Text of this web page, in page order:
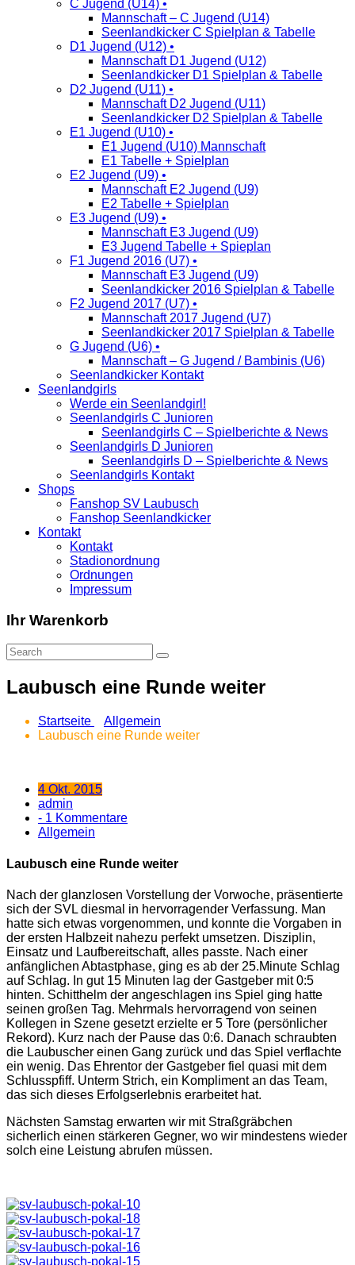
C Jugend (U14) •
Mannschaft – C Jugend (U14)
Seenlandkicker C Spielplan & Tabelle
D1 Jugend (U12) •
Mannschaft D1 Jugend (U12)
Seenlandkicker D1 Spielplan & Tabelle
D2 Jugend (U11) •
Mannschaft D2 Jugend (U11)
Seenlandkicker D2 Spielplan & Tabelle
E1 Jugend (U10) •
E1 Jugend (U10) Mannschaft
E1 Tabelle + Spielplan
E2 Jugend (U9) •
Mannschaft E2 Jugend (U9)
E2 Tabelle + Spielplan
E3 Jugend (U9) •
Mannschaft E3 Jugend (U9)
E3 Jugend Tabelle + Spieplan
F1 Jugend 2016 (U7) •
Mannschaft E3 Jugend (U9)
Seenlandkicker 2016 Spielplan & Tabelle
F2 Jugend 2017 (U7) •
Mannschaft 2017 Jugend (U7)
Seenlandkicker 2017 Spielplan & Tabelle
G Jugend (U6) •
Mannschaft – G Jugend / Bambinis (U6)
Seenlandkicker Kontakt
Seenlandgirls
Werde ein Seenlandgirl!
Seenlandgirls C Junioren
Seenlandgirls C – Spielberichte & News
Seenlandgirls D Junioren
Seenlandgirls D – Spielberichte & News
Seenlandgirls Kontakt
Shops
Fanshop SV Laubusch
Fanshop Seenlandkicker
Kontakt
Kontakt
Stadionordnung
Ordnungen
Impressum
Ihr Warenkorb
Laubusch eine Runde weiter
Startseite
Allgemein
Laubusch eine Runde weiter
4 Okt. 2015
admin
- 1 Kommentare
Allgemein
Laubusch eine Runde weiter
Nach der glanzlosen Vorstellung der Vorwoche, präsentierte
sich der SVL diesmal in hervorragender Verfassung. Man
hatte sich etwas vorgenommen, und konnte die Vorgaben in
der ersten Halbzeit nahezu perfekt umsetzen. Disziplin,
Einsatz und Laufbereitschaft, alles passte. Nach einer
anfänglichen Abtastphase, ging es ab der 25.Minute Schlag
auf Schlag. In gut 15 Minuten lag der Gastgeber mit 0:5
hinten. Schitthelm der angeschlagen ins Spiel ging hatte
seinen großen Tag. Mehrmals hervorragend von seinen
Kollegen in Szene gesetzt erzielte er 5 Tore (persönlicher
Rekord). Kurz nach der Pause das 0:6. Danach schraubten
die Laubuscher einen Gang zurück und das Spiel verflachte
ein wenig. Das Ehrentor der Gastgeber fiel quasi mit dem
Schlusspfiff. Unterm Strich, ein Kompliment an das Team,
das sich dieses Erfolgserlebnis erarbeitet hat.
Nächsten Samstag erwarten wir mit Straßgräbchen
sicherlich einen stärkeren Gegner, wo wir mindestens wieder
solch eine Leistung abrufen müssen.